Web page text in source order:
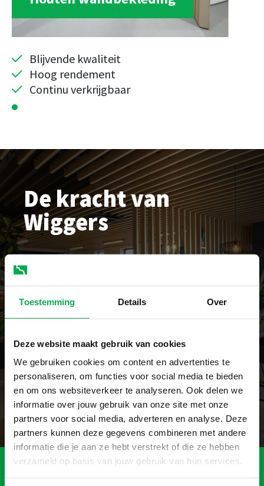
Toestemming Details Over
Deze website maakt gebruik van cookies
We gebruiken cookies om content en advertenties te
personaliseren, om functies voor social media te bieden
en om ons websiteverkeer te analyseren. Ook delen we
informatie over jouw gebruik van onze site met onze
partners voor social media, adverteren en analyse. Deze
partners kunnen deze gegevens combineren met andere
informatie die je aan ze hebt verstrekt of die ze hebben
verzameld op basis van jouw gebruik van hun services.
Blijvende kwaliteit
Hoog rendement
Continu verkrijgbaar
De kracht van
Wiggers
kennen én begrijpen wij jouw uitdagingen. Hierdoor
jouw behoeften en projecten. Altijd montageklaar.
Want het werk van de bouwplaats hebben wij
productiestappen, mankracht en afval op locatie.
Bel +31 543 - 54 62 62 Sample aanvragen